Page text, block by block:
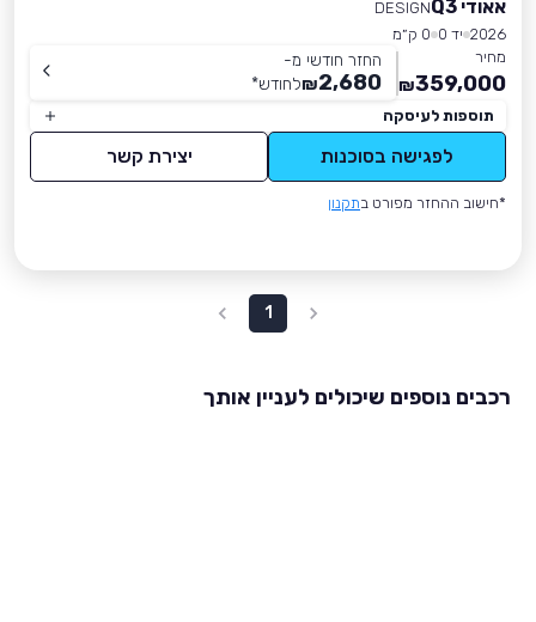
אאודי Q3
DESIGN
2026 יד 0
0 ק״מ
מחיר
359,000
₪
החזר חודשי מ-
2,680
₪לחודש*
תוספות לעיסקה
לפגישה בסוכנות יצירת קשר
*חישוב ההחזר מפורט בתקנון
1
רכבים נוספים שיכולים לעניין אותך